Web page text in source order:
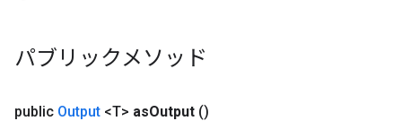
パブリックメソッド
public Output <T> asOutput ()